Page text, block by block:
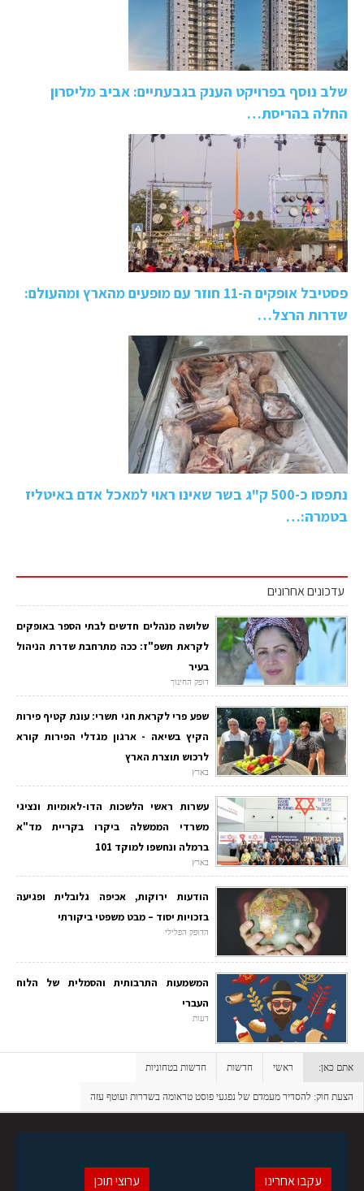
שלב נוסף בפרויקט הענק בגבעתיים: אביב מליסרון
החלה בהריסת…
פסטיבל אופקים ה-11 חוזר עם מופעים מהארץ ומהעולם:
שדרות הרצל…
נתפסו כ-500 ק"ג בשר שאינו ראוי למאכל אדם באיטליז
בטמרה:…
עדכונים אחרונים
שלושה מנהלים חדשים לבתי הספר באופקים
לקראת תשפ"ז: ככה מתרחבת שדרת הניהול
בעיר
דופק החינוך
שפע פרי לקראת חגי תשרי: עונת קטיף פירות
הקיץ בשיאה - ארגון מגדלי הפירות קורא
לרכוש תוצרת הארץ
בארץ
עשרות ראשי הלשכות הדו-לאומיות ונציגי
משרדי הממשלה ביקרו בקריית מד"א
ברמלה ונחשפו למוקד 101
בארץ
הודעות ירוקות, אכיפה גלובלית ופגיעה
בזכויות יסוד – מבט משפטי ביקורתי
הדופק הפלילי
המשמעות התרבותית והסמלית של הלוח
העברי
דעות
אתם כאן: ראשי חדשות חדשות בטחוניות
הצעת חוק: להסדיר מעמדם של נפגעי פוסט טראומה בשדרות ועוטף עזה
ערוצי תוכן עקבו אחרינו